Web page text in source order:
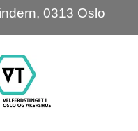
0313 Oslo